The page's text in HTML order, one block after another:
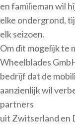
en familieman wil
elke ondergrond,
elk seizoen.
Om dit mogelijk te
Wheelblades
bedrijf dat de
aanzienlijk wil
partners
uit Zwitserland en